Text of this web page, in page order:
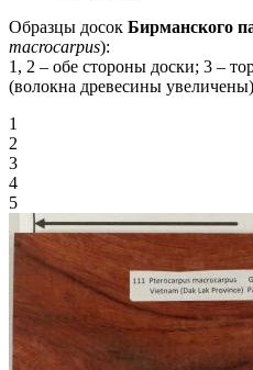
Образцы досок Бирманского
macrocarpus):
1, 2 – обе стороны доски; 3 –
(волокна древесины
1
2
3
4
5